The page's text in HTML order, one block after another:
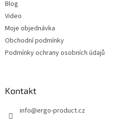
Blog
Video
Moje objednávka
Obchodní podmínky
Podmínky ochrany osobních údajů
Kontakt
info@ergo-product.cz